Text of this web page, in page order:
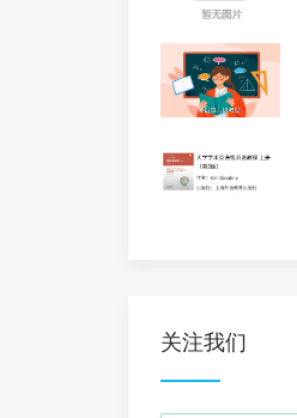
关注我们